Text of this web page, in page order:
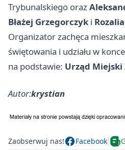
Trybunalskiego oraz
Błażej Grzegorczyk i
Organizator zachęca
świętowania i udziału w
na podstawie: Urząd Miejski
Autor:krystian
Zaobserwuj nas! Facebook